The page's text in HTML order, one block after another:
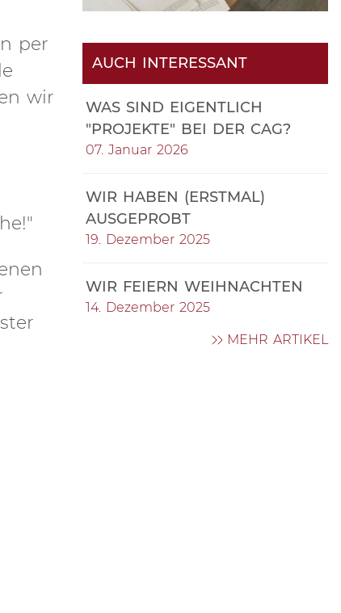
per
wir
AUCH INTERESSANT
WAS SIND EIGENTLICH
"PROJEKTE" BEI DER CAG?
07. Januar 2026
WIR HABEN (ERSTMAL)
AUSGEPROBT
19. Dezember 2025
WIR FEIERN WEIHNACHTEN
14. Dezember 2025
MEHR ARTIKEL